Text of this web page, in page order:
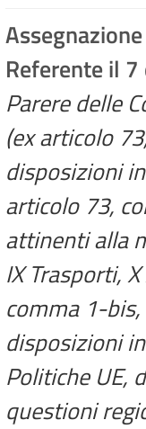
Assegnazione
Referente il
Parere delle
(ex articolo
disposizioni
articolo 73,
attinenti alla
IX Trasporti,
comma 1-
disposizioni
Politiche UE,
questioni